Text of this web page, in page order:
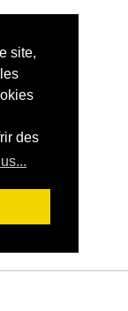
site,
des